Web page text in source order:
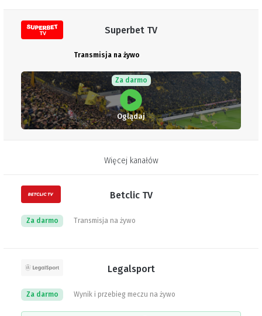
Superbet TV
Transmisja na żywo
Za darmo
Oglądaj
Więcej kanałów
Betclic TV
Transmisja na żywo
Za darmo
Legalsport
Wynik i przebieg meczu na żywo
Za darmo